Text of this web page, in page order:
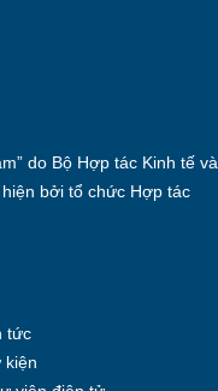
do Bộ Hợp tác Kinh tế và
bởi tổ chức Hợp tác
tức
kiện